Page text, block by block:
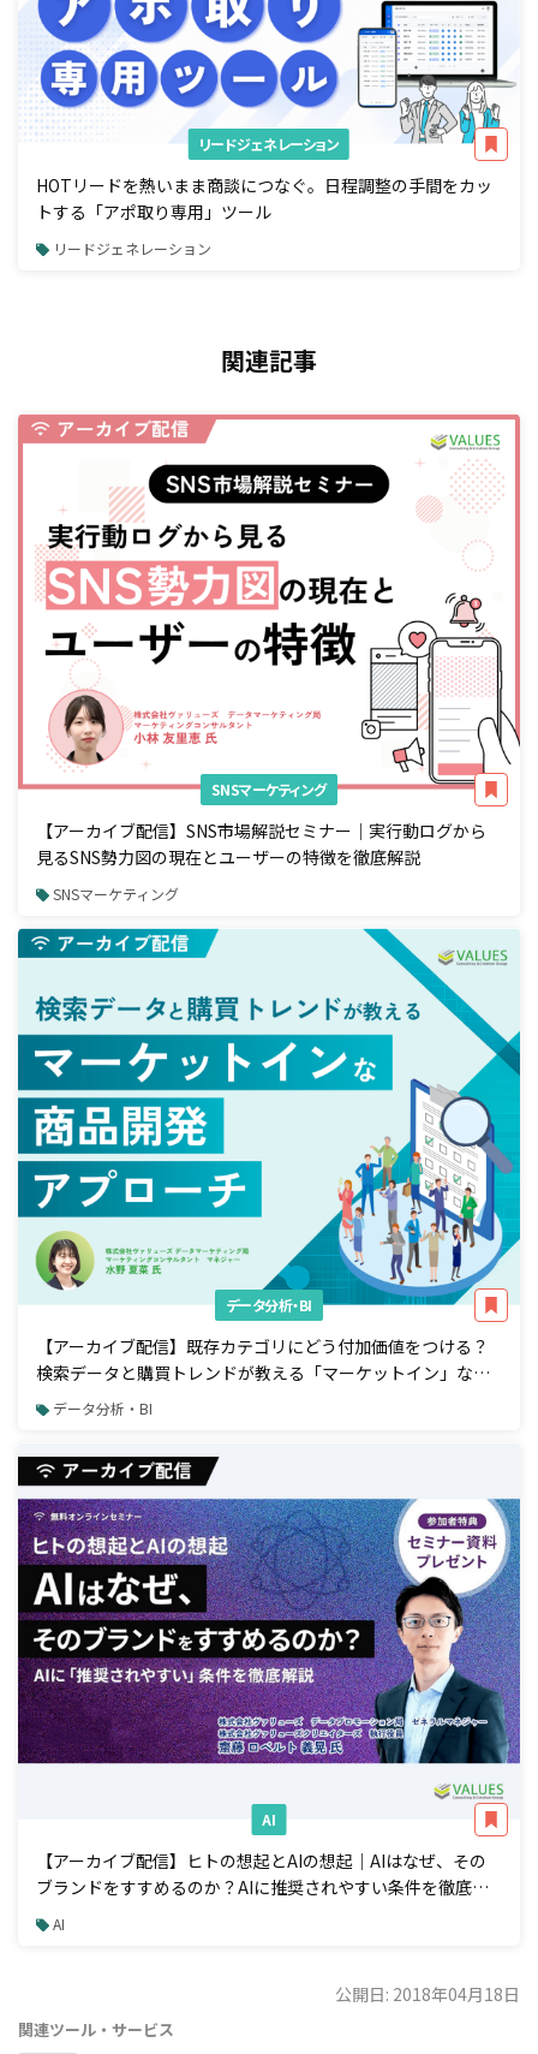
リードジェネレーション
HOTリードを熱いまま商談につなぐ。日程調整の手間をカッ
トする「アポ取り専用」ツール
リードジェネレーション
関連記事
SNSマーケティング
【アーカイブ配信】SNS市場解説セミナー｜実行動ログから
見るSNS勢力図の現在とユーザーの特徴を徹底解説
SNSマーケティング
データ分析・BI
【アーカイブ配信】既存カテゴリにどう付加価値をつける？
検索データと購買トレンドが教える「マーケットイン」な商
品開発アプローチ
データ分析・BI
AI
【アーカイブ配信】ヒトの想起とAIの想起｜AIはなぜ、その
ブランドをすすめるのか？AIに推奨されやすい条件を徹底解
説 AI
公開日: 2018年04月18日
関連ツール・サービス